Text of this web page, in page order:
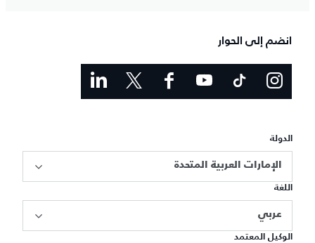
انضم إلى الحوار
الدولة
الإمارات العربية المتحدة
اللغة
عربي
الوكيل المعتمد